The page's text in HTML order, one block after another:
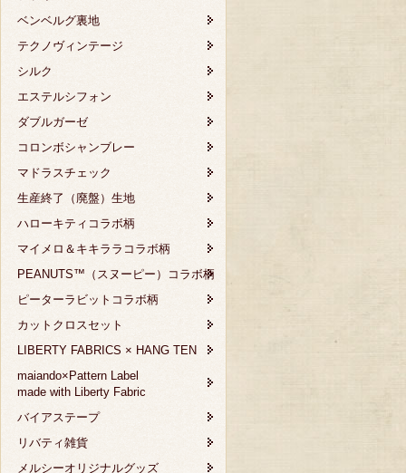
ベンベルグ裏地
テクノヴィンテージ
シルク
エステルシフォン
ダブルガーゼ
コロンボシャンブレー
マドラスチェック
生産終了（廃盤）生地
ハローキティコラボ柄
マイメロ＆キキララコラボ柄
PEANUTS™（スヌーピー）コラボ柄
ピーターラビットコラボ柄
カットクロスセット
LIBERTY FABRICS × HANG TEN
maiando×Pattern Label
made with Liberty Fabric
バイアステープ
リバティ雑貨
メルシーオリジナルグッズ